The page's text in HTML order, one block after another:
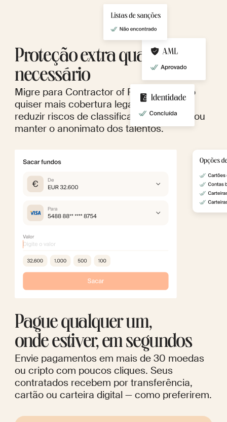
Proteção extra quando
necessário
Migre para Contractor of Record quando
quiser mais cobertura legal. Ideal para
reduzir riscos de classificação incorreta ou
manter o anonimato dos talentos.
Pague qualquer um,
onde estiver, em segundos
Envie pagamentos em mais de 30 moedas
ou cripto com poucos cliques. Seus
contratados recebem por transferência,
cartão ou carteira digital — como preferirem.